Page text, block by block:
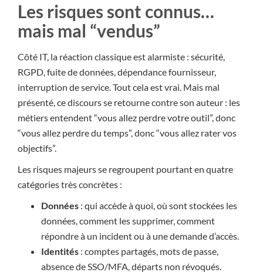
Les risques sont connus…
mais mal “vendus”
Côté IT, la réaction classique est alarmiste : sécurité,
RGPD, fuite de données, dépendance fournisseur,
interruption de service. Tout cela est vrai. Mais mal
présenté, ce discours se retourne contre son auteur : les
métiers entendent “vous allez perdre votre outil”, donc
“vous allez perdre du temps”, donc “vous allez rater vos
objectifs”.
Les risques majeurs se regroupent pourtant en quatre
catégories très concrètes :
Données : qui accède à quoi, où sont stockées les
données, comment les supprimer, comment
répondre à un incident ou à une demande d’accès.
Identités : comptes partagés, mots de passe,
absence de SSO/MFA, départs non révoqués.